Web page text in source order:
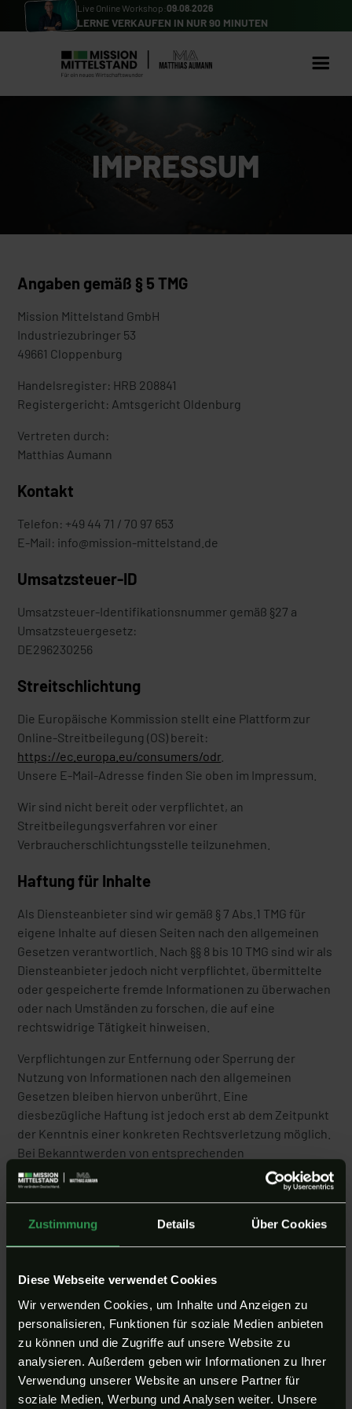
Zustimmung Details Über Cookies
Diese Webseite verwendet Cookies
Wir verwenden Cookies, um Inhalte und Anzeigen zu
personalisieren, Funktionen für soziale Medien anbieten
zu können und die Zugriffe auf unsere Website zu
analysieren. Außerdem geben wir Informationen zu Ihrer
Verwendung unserer Website an unsere Partner für
soziale Medien, Werbung und Analysen weiter. Unsere
Live Online Workshop:09.08.2026
LERNE VERKAUFEN IN NUR 90 MINUTEN
IMPRESSUM
Angaben gemäß § 5 TMG
Mission Mittelstand GmbH
Industriezubringer 53
49661 Cloppenburg
Handelsregister: HRB 208841
Registergericht: Amtsgericht Oldenburg
Vertreten durch:
Matthias Aumann
Kontakt
Telefon: +49 44 71 / 70 97 653
E-Mail: info@mission-mittelstand.de
Umsatzsteuer-ID
Umsatzsteuer-Identifikationsnummer gemäß §27 a
Umsatzsteuergesetz:
DE296230256
Streitschlichtung
Die Europäische Kommission stellt eine Plattform zur
Online-Streitbeilegung (OS) bereit:
https://ec.europa.eu/consumers/odr.
Unsere E-Mail-Adresse finden Sie oben im Impressum.
Wir sind nicht bereit oder verpflichtet, an
Streitbeilegungsverfahren vor einer
Verbraucherschlichtungsstelle teilzunehmen.
Haftung für Inhalte
Als Diensteanbieter sind wir gemäß § 7 Abs.1 TMG für
eigene Inhalte auf diesen Seiten nach den allgemeinen
Gesetzen verantwortlich. Nach §§ 8 bis 10 TMG sind wir als
Diensteanbieter jedoch nicht verpflichtet, übermittelte
oder gespeicherte fremde Informationen zu überwachen
oder nach Umständen zu forschen, die auf eine
rechtswidrige Tätigkeit hinweisen.
Verpflichtungen zur Entfernung oder Sperrung der
Nutzung von Informationen nach den allgemeinen
Gesetzen bleiben hiervon unberührt. Eine
diesbezügliche Haftung ist jedoch erst ab dem Zeitpunkt
der Kenntnis einer konkreten Rechtsverletzung möglich.
Bei Bekanntwerden von entsprechenden
Rechtsverletzungen werden wir diese Inhalte umgehend
entfernen.
Haftung für Links
Dritter, auf deren Inhalte wir keinen Einfluss haben.
Deshalb können wir für diese fremden Inhalte auch keine
Gewähr übernehmen. Für die Inhalte der verlinkten
Seiten ist stets der jeweilige Anbieter oder Betreiber der
Seiten verantwortlich. Die verlinkten Seiten wurden zum
Zeitpunkt der Verlinkung auf mögliche Rechtsverstöße
überprüft. Rechtswidrige Inhalte waren zum Zeitpunkt